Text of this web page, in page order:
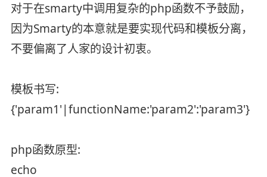
对于在smarty中调用复杂的php函数不予鼓励，
因为Smarty的本意就是要实现代码和模板分离，
不要偏离了人家的设计初衷。
模板书写:
{'param1'|functionName:'param2':'param3'}
php函数原型:
echo